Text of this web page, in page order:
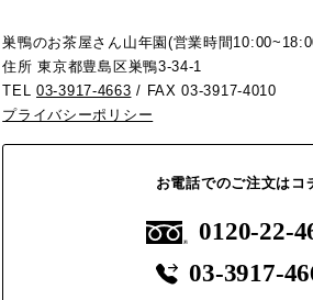
巣鴨のお茶屋さん山年園(営業時間
住所 東京都豊島区巣鴨3-34-1
TEL03-3917-4663 / FAX 03-3917-4010
プライバシーポリシー
お電話でのご注文はコ
0120-22-
03-3917-